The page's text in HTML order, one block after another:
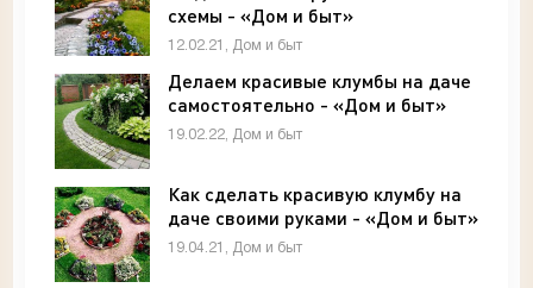
схемы - «Дом и быт»
12.02.21, Дом и быт
Делаем красивые клумбы на даче
самостоятельно - «Дом и быт»
19.02.22, Дом и быт
Как сделать красивую клумбу на
даче своими руками - «Дом и быт»
19.04.21, Дом и быт